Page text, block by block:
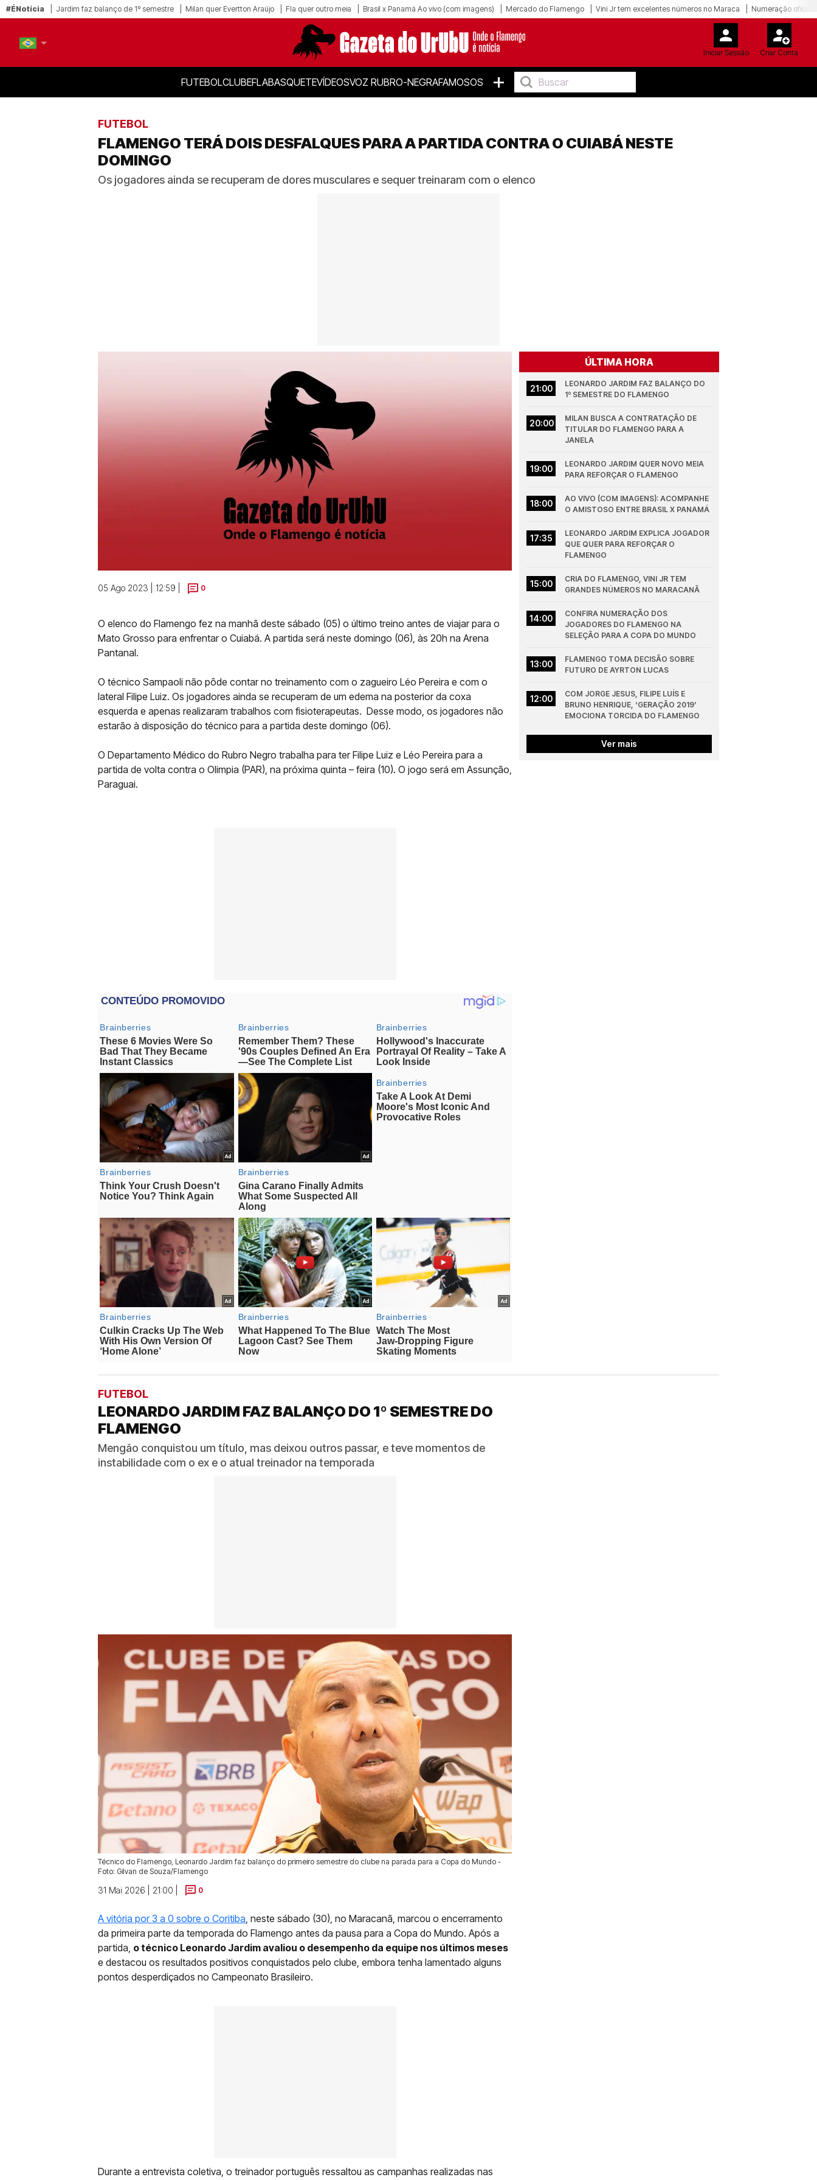
#ÉNotícia Jardim faz balanço de 1º semestre Milan quer Evertton Araújo Fla quer outro meia Brasil x Panamá Ao vivo (com imagens) Mercado do Flamengo Vini Jr tem excelentes números no Maraca Numeração oficial
Iniciar Sessão Criar Conta
FUTEBOLCLUBEFLABASQUETEVÍDEOSVOZ RUBRO-NEGRAFAMOSOS +
FUTEBOL
FLAMENGO TERÁ DOIS DESFALQUES PARA A PARTIDA CONTRA O CUIABÁ NESTE
DOMINGO
Os jogadores ainda se recuperam de dores musculares e sequer treinaram com o elenco
05 Ago 2023 | 12:59 | 0
O elenco do Flamengo fez na manhã deste sábado (05) o último treino antes de viajar para o
Mato Grosso para enfrentar o Cuiabá. A partida será neste domingo (06), às 20h na Arena
Pantanal.
O técnico Sampaoli não pôde contar no treinamento com o zagueiro Léo Pereira e com o
lateral Filipe Luiz. Os jogadores ainda se recuperam de um edema na posterior da coxa
esquerda e apenas realizaram trabalhos com fisioterapeutas. Desse modo, os jogadores não
estarão à disposição do técnico para a partida deste domingo (06).
O Departamento Médico do Rubro Negro trabalha para ter Filipe Luiz e Léo Pereira para a
partida de volta contra o Olimpia (PAR), na próxima quinta – feira (10). O jogo será em Assunção,
Paraguai.
ÚLTIMA HORA
21:00
LEONARDO JARDIM FAZ BALANÇO DO
1º SEMESTRE DO FLAMENGO
20:00
MILAN BUSCA A CONTRATAÇÃO DE
TITULAR DO FLAMENGO PARA A
JANELA
19:00
LEONARDO JARDIM QUER NOVO MEIA
PARA REFORÇAR O FLAMENGO
18:00
AO VIVO (COM IMAGENS): ACOMPANHE
O AMISTOSO ENTRE BRASIL X PANAMÁ
17:35
LEONARDO JARDIM EXPLICA JOGADOR
QUE QUER PARA REFORÇAR O
FLAMENGO
15:00
CRIA DO FLAMENGO, VINI JR TEM
GRANDES NÚMEROS NO MARACANÃ
14:00
CONFIRA NUMERAÇÃO DOS
JOGADORES DO FLAMENGO NA
SELEÇÃO PARA A COPA DO MUNDO
13:00
FLAMENGO TOMA DECISÃO SOBRE
FUTURO DE AYRTON LUCAS
12:00
COM JORGE JESUS, FILIPE LUÍS E
BRUNO HENRIQUE, ‘GERAÇÃO 2019’
EMOCIONA TORCIDA DO FLAMENGO
Ver mais
FUTEBOL
LEONARDO JARDIM FAZ BALANÇO DO 1º SEMESTRE DO
FLAMENGO
Mengão conquistou um título, mas deixou outros passar, e teve momentos de
instabilidade com o ex e o atual treinador na temporada
Técnico do Flamengo, Leonardo Jardim faz balanço do primeiro semestre do clube na parada para a Copa do Mundo -
Foto: Gilvan de Souza/Flamengo
31 Mai 2026 | 21:00 | 0
A vitória por 3 a 0 sobre o Coritiba , neste sábado (30), no Maracanã, marcou o encerramento
da primeira parte da temporada do Flamengo antes da pausa para a Copa do Mundo. Após a
partida, o técnico Leonardo Jardim avaliou o desempenho da equipe nos últimos meses
e destacou os resultados positivos conquistados pelo clube, embora tenha lamentado alguns
pontos desperdiçados no Campeonato Brasileiro.
Durante a entrevista coletiva, o treinador português ressaltou as campanhas realizadas nas